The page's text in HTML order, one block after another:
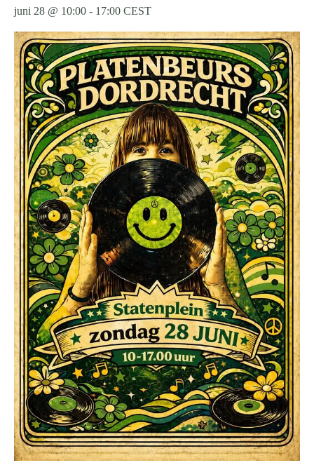
juni 28 @ 10:00 - 17:00 CEST